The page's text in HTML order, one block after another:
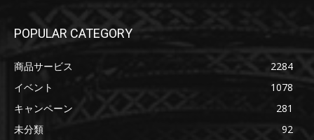
POPULAR CATEGORY
商品サービス
2284
イベント
1078
キャンペーン
281
未分類
92